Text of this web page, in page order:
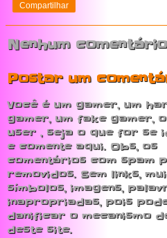
Compartilhar
Nenhum
Postar um
Você é um gamer, um
gamer, um fake gamer,
user , seja o que for se
e comente aqui. Obs, os
comentários com spam
removidos. Sem links,
símbolos, imagens,
inapropriadas, pois
danificar o mecanismo
deste site.